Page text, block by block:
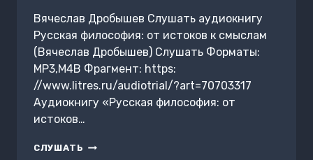
Вячеслав Дробышев Слушать аудиокнигу
Русская философия: от истоков к смыслам
(Вячеслав Дробышев) Слушать Форматы:
MP3,M4B Фрагмент: https:
//www.litres.ru/audiotrial/?art=70703317
Аудиокнигу «Русская философия: от
истоков…
СЛУШАТЬ РУССКАЯ